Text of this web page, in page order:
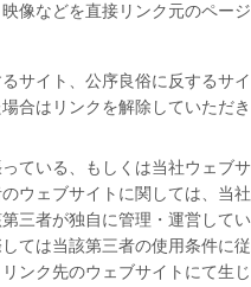
像などを直接リンク元のページ
サイト、公序良俗に反するサイ
合はリンクを解除していただき
ている、もしくは当社ウェブサ
ウェブサイトに関しては、当社
三者が独自に管理・運営してい
ては当該第三者の使用条件に従
ンク先のウェブサイトにて生じ